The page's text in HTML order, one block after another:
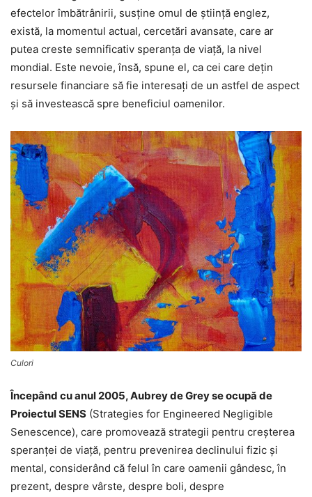
efectelor îmbătrânirii, susţine omul de ştiinţă englez,
există, la momentul actual, cercetări avansate, care ar
putea creste semnificativ speranţa de viaţă, la nivel
mondial. Este nevoie, însă, spune el, ca cei care deţin
resursele financiare să fie interesaţi de un astfel de aspect
şi să investească spre beneficiul oamenilor.
Culori
Începând cu anul 2005, Aubrey de Grey se ocupă de
Proiectul SENS (Strategies for Engineered Negligible
Senescence), care promovează strategii pentru creşterea
speranţei de viaţă, pentru prevenirea declinului fizic şi
mental, considerând că felul în care oamenii gândesc, în
prezent, despre vârste, despre boli, despre